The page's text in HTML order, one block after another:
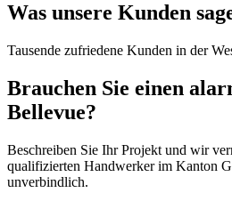
Was unsere Kunden
Tausende zufriedene Kunden in der
Brauchen Sie einen
Bellevue?
Beschreiben Sie Ihr Projekt und wir
qualifizierten Handwerker im Kanton
unverbindlich.